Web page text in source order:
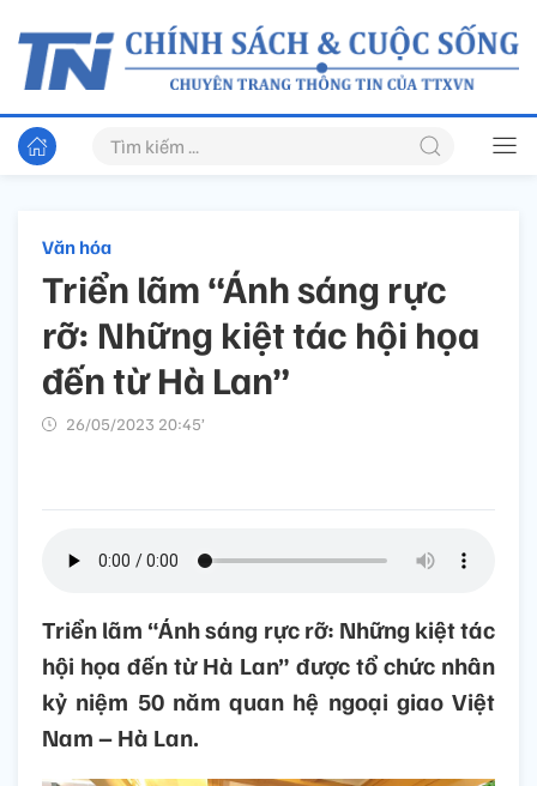
Văn hóa
Triển lãm “Ánh sáng rực
rỡ: Những kiệt tác hội họa
đến từ Hà Lan”
26/05/2023 20:45’
Triển lãm “Ánh sáng rực rỡ: Những kiệt tác
hội họa đến từ Hà Lan” được tổ chức nhân
kỷ niệm 50 năm quan hệ ngoại giao Việt
Nam – Hà Lan.